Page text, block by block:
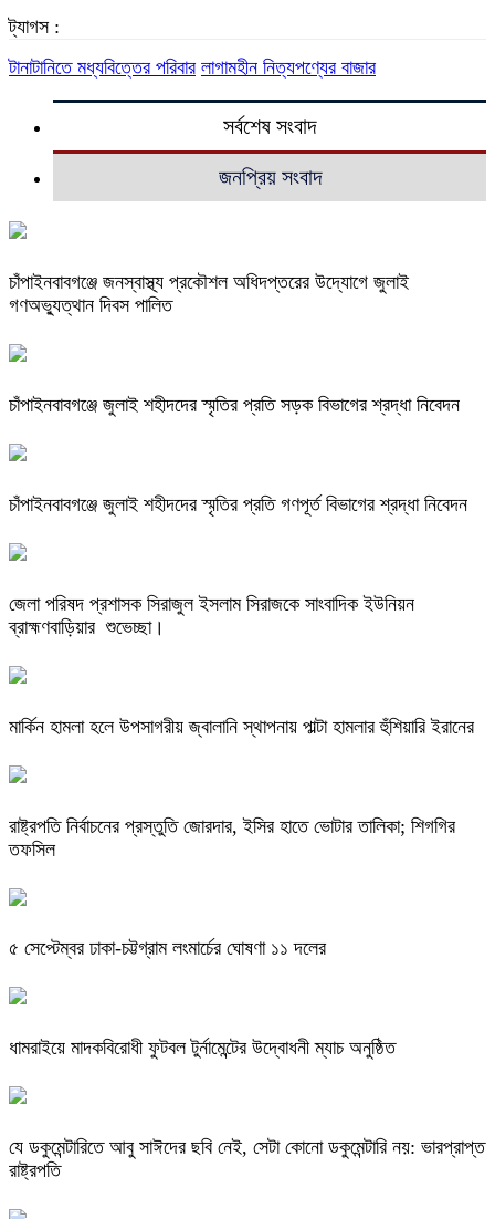
ট্যাগস :
টানাটানিতে মধ্যবিত্তের পরিবার লাগামহীন নিত্যপণ্যের বাজার
সর্বশেষ সংবাদ
জনপ্রিয় সংবাদ
চাঁপাইনবাবগঞ্জে জনস্বাস্থ্য প্রকৌশল অধিদপ্তরের উদ্যোগে জুলাই
গণঅভ্যুত্থান দিবস পালিত
চাঁপাইনবাবগঞ্জে জুলাই শহীদদের স্মৃতির প্রতি সড়ক বিভাগের শ্রদ্ধা নিবেদন
চাঁপাইনবাবগঞ্জে জুলাই শহীদদের স্মৃতির প্রতি গণপূর্ত বিভাগের শ্রদ্ধা নিবেদন
জেলা পরিষদ প্রশাসক সিরাজুল ইসলাম সিরাজকে সাংবাদিক ইউনিয়ন
ব্রাহ্মণবাড়িয়ার শুভেচ্ছা।
মার্কিন হামলা হলে উপসাগরীয় জ্বালানি স্থাপনায় পাল্টা হামলার হুঁশিয়ারি ইরানের
রাষ্ট্রপতি নির্বাচনের প্রস্তুতি জোরদার, ইসির হাতে ভোটার তালিকা; শিগগির
তফসিল
৫ সেপ্টেম্বর ঢাকা-চট্টগ্রাম লংমার্চের ঘোষণা ১১ দলের
ধামরাইয়ে মাদকবিরোধী ফুটবল টুর্নামেন্টের উদ্বোধনী ম্যাচ অনুষ্ঠিত
যে ডকুমেন্টারিতে আবু সাঈদের ছবি নেই, সেটা কোনো ডকুমেন্টারি নয়: ভারপ্রাপ্ত
রাষ্ট্রপতি